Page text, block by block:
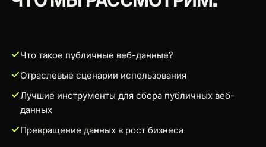
Что такое публичные веб-данные?
Отраслевые сценарии использования
Лучшие инструменты для сбора публичных веб-
данных
Превращение данных в рост бизнеса